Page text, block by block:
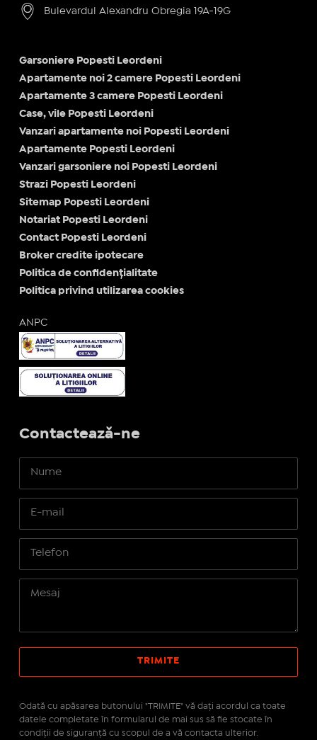
Bulevardul Alexandru Obregia 19A-19G
Garsoniere Popesti Leordeni
Apartamente noi 2 camere Popesti Leordeni
Apartamente 3 camere Popesti Leordeni
Case, vile Popesti Leordeni
Vanzari apartamente noi Popesti Leordeni
Apartamente Popesti Leordeni
Vanzari garsoniere noi Popesti Leordeni
Strazi Popesti Leordeni
Sitemap Popesti Leordeni
Notariat Popesti Leordeni
Contact Popesti Leordeni
Broker credite ipotecare
Politica de confidențialitate
Politica privind utilizarea cookies
ANPC
Contactează-ne
Odată cu apăsarea butonului "TRIMITE" vă daţi acordul ca toate
datele completate în formularul de mai sus să fie stocate în
condiţii de siguranţă cu scopul de a vă contacta ulterior.